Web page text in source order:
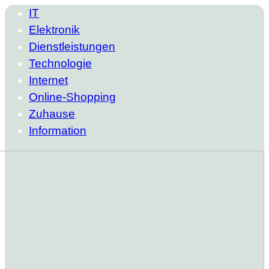
IT
Elektronik
Dienstleistungen
Technologie
Internet
Online-Shopping
Zuhause
Information